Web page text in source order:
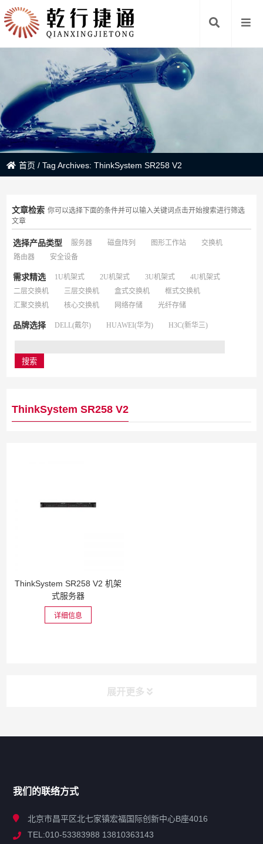
首页 /Tag Archives: ThinkSystem SR258 V2
文章检索 你可以选择下面的条件并可以输入关键词点击开始搜索进行筛选
文章
选择产品类型 服务器 磁盘阵列 图形工作站
交换机
路由器
安全设备
需求精选 1U机架式 2U机架式 3U机架式
4U机架式
二层交换机
三层交换机 盒式交换机
框式交换机
汇聚交换机
核心交换机 网络存储 光纤存储
品牌选择 DELL(戴尔) HUAWEI(华为) H3C(新华三)
ThinkSystem SR258 V2
ThinkSystem SR258 V2 机架
式服务器
详细信息
展开更多
解决方案
我们的联络方式
北京市昌平区北七家镇宏福国际创新中心B座4016
TEL:010-53383988 13810363143